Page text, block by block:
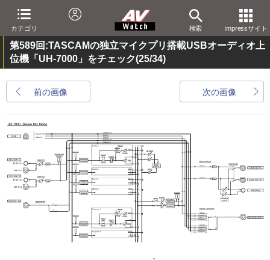
カテゴリ 検索 Impressサイト
第589回:TASCAMの独立マイクプリ搭載USBオーディオ上
位機「UH-7000」をチェック(25/34)
前の画像 次の画像